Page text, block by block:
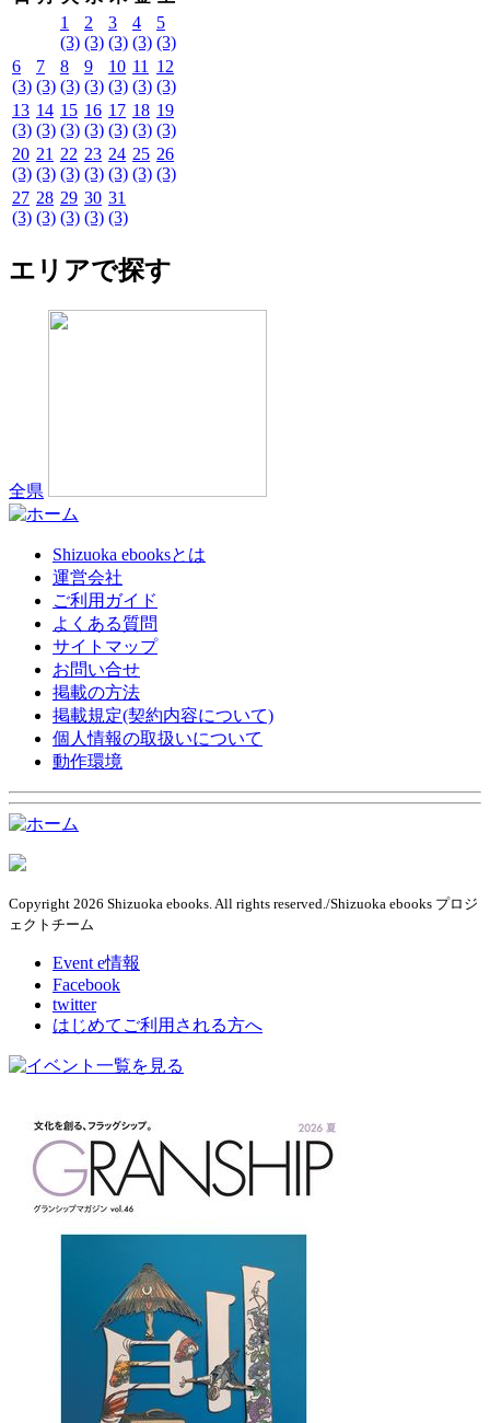
1
(3)
2
(3)
3
(3)
4
(3)
5
(3)
6
(3)
7
(3)
8
(3)
9
(3)
10
(3)
11
(3)
12
(3)
13
(3)
14
(3)
15
(3)
16
(3)
17
(3)
18
(3)
19
(3)
20
(3)
21
(3)
22
(3)
23
(3)
24
(3)
25
(3)
26
(3)
27
(3)
28
(3)
29
(3)
30
(3)
31
(3)
エリアで探す
全県
Shizuoka ebooksとは
運営会社
ご利用ガイド
よくある質問
サイトマップ
お問い合せ
掲載の方法
掲載規定(契約内容について)
個人情報の取扱いについて
動作環境
Copyright 2026 Shizuoka ebooks. All rights reserved./Shizuoka ebooks プロジ
ェクトチーム
Event e情報
Facebook
twitter
はじめてご利用される方へ